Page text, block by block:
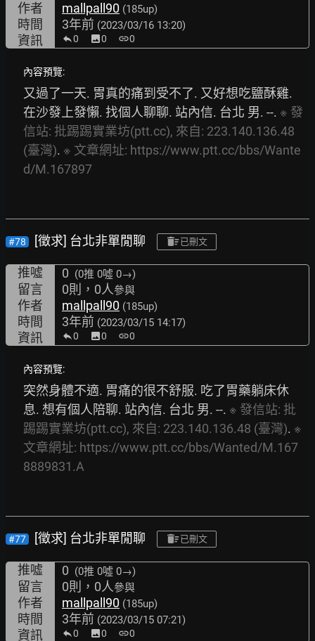
作者 mallpall90 (185up)
時間 3年前 (2023/03/16 13:20)
資訊 0 image0 link0
內容預覽:
又過了一天. 胃真的痛到受不了. 又好想吃鹽酥雞.
在沙發上發懶. 找個人聊聊. 站內信. 台北 男. --. ※ 發
信站: 批踢踢實業坊(ptt.cc), 來自: 223.140.136.48
(臺灣). ※ 文章網址: https://www.ptt.cc/bbs/Wante
d/M.167897
#78 [徵求] 台北非單閒聊 已刪文
推噓 0 (0推 0噓 0→)
留言 0則，0人參與
作者 mallpall90 (185up)
時間 3年前 (2023/03/15 14:17)
資訊 0 image0 link0
內容預覽:
突然身體不適. 胃痛的很不舒服. 吃了胃藥躺床休
息. 想有個人陪聊. 站內信. 台北 男. --. ※ 發信站: 批
踢踢實業坊(ptt.cc), 來自: 223.140.136.48 (臺灣). ※
文章網址: https://www.ptt.cc/bbs/Wanted/M.167
8889831.A
#77 [徵求] 台北非單閒聊 已刪文
推噓 0 (0推 0噓 0→)
留言 0則，0人參與
作者 mallpall90 (185up)
時間 3年前 (2023/03/15 07:21)
資訊 0 image0 link0